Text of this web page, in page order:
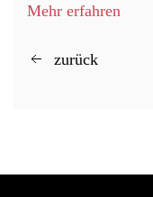
Mehr erfahren
zurück